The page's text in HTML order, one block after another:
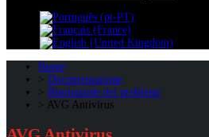
Home
Documentazione
Risoluzione dei problemi
AVG Antivirus